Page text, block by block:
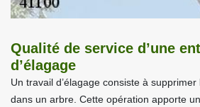
Qualité de service d’une
d’élagage
Un travail d’élagage consiste à
dans un arbre. Cette opération apporte